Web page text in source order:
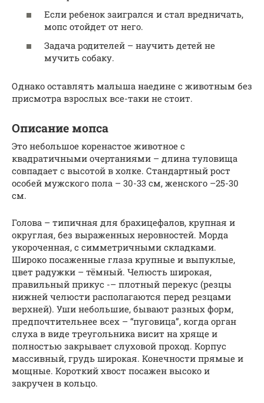
Если ребенок заигрался и стал вредничать,
мопс отойдет от него.
Задача родителей – научить детей не
мучить собаку.
Однако оставлять малыша наедине с животным без
присмотра взрослых все-таки не стоит.
Описание мопса
Это небольшое коренастое животное с
квадратичными очертаниями – длина туловища
совпадает с высотой в холке. Стандартный рост
особей мужского пола – 30-33 см, женского –25-30
см.
Голова – типичная для брахицефалов, крупная и
округлая, без выраженных неровностей. Морда
укороченная, с симметричными складками.
Широко посаженные глаза крупные и выпуклые,
цвет радужки – тёмный. Челюсть широкая,
правильный прикус -– плотный перекус (резцы
нижней челюсти располагаются перед резцами
верхней). Уши небольшие, бывают разных форм,
предпочтительнее всех – “пуговица”, когда орган
слуха в виде треугольника висит на хряще и
полностью закрывает слуховой проход. Корпус
массивный, грудь широкая. Конечности прямые и
мощные. Короткий хвост посажен высоко и
закручен в кольцо.